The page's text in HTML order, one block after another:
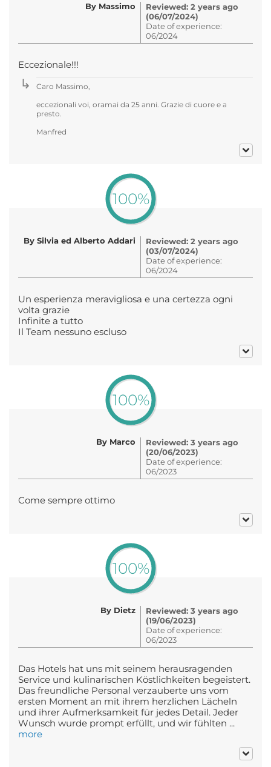
By Massimo
Reviewed: 2 years ago
(06/07/2024)
Date of experience:
06/2024
Eccezionale!!!
Caro Massimo,
eccezionali voi, oramai da 25 anni. Grazie di cuore e a
presto.
Manfred
100%
By Silvia ed Alberto Addari
Reviewed: 2 years ago
(03/07/2024)
Date of experience:
06/2024
Un esperienza meravigliosa e una certezza ogni
volta grazie
Infinite a tutto
Il Team nessuno escluso
100%
By Marco
Reviewed: 3 years ago
(20/06/2023)
Date of experience:
06/2023
Come sempre ottimo
100%
By Dietz
Reviewed: 3 years ago
(19/06/2023)
Date of experience:
06/2023
Das Hotels hat uns mit seinem herausragenden
Service und kulinarischen Köstlichkeiten begeistert.
Das freundliche Personal verzauberte uns vom
ersten Moment an mit ihrem herzlichen Lächeln
und ihrer Aufmerksamkeit für jedes Detail. Jeder
Wunsch wurde prompt erfüllt, und wir fühlten ...
more